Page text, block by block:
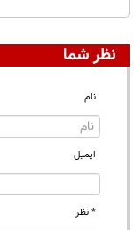
نظر شما
نام
ایمیل
* نظر